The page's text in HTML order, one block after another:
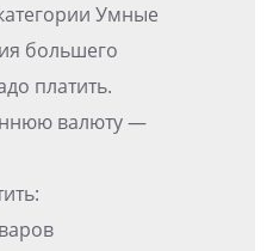
Умные
большего
платить.
валюту —